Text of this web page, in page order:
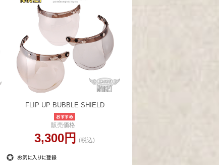
FLIP UP BUBBLE SHIELD
販売価格
3,300円 (税込)